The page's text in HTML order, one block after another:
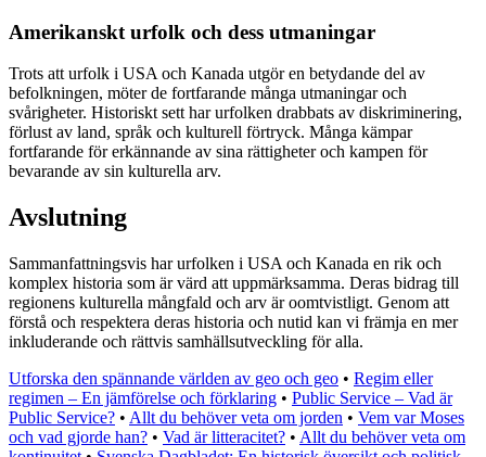
Amerikanskt urfolk och dess utmaningar
Trots att urfolk i USA och Kanada utgör en betydande del av
befolkningen, möter de fortfarande många utmaningar och
svårigheter. Historiskt sett har urfolken drabbats av diskriminering,
förlust av land, språk och kulturell förtryck. Många kämpar
fortfarande för erkännande av sina rättigheter och kampen för
bevarande av sin kulturella arv.
Avslutning
Sammanfattningsvis har urfolken i USA och Kanada en rik och
komplex historia som är värd att uppmärksamma. Deras bidrag till
regionens kulturella mångfald och arv är oomtvistligt. Genom att
förstå och respektera deras historia och nutid kan vi främja en mer
inkluderande och rättvis samhällsutveckling för alla.
Utforska den spännande världen av geo och geo • Regim eller
regimen – En jämförelse och förklaring • Public Service – Vad är
Public Service? • Allt du behöver veta om jorden • Vem var Moses
och vad gjorde han? • Vad är litteracitet? • Allt du behöver veta om